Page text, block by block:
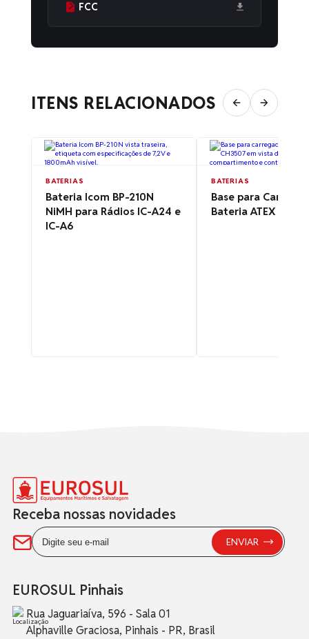
FCC
ITENS RELACIONADOS
BATERIAS
Bateria Icom BP-210N
NiMH para Rádios IC-A24 e
IC-A6
BATERIAS
Base para
Bateria ATEX
Receba nossas novidades
EUROSUL Pinhais
Rua Jaguariaíva, 596 - Sala 01
Alphaville Graciosa, Pinhais - PR, Brasil